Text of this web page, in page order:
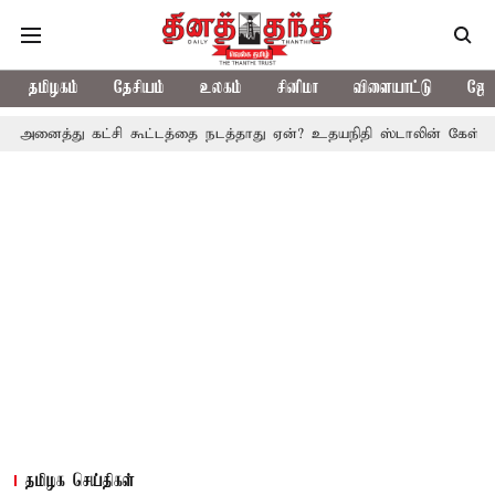
தமிழகம் தேசியம் உலகம் சினிமா விளையாட்டு
கட்சி கூட்டத்தை நடத்தாது ஏன்? உதயநிதி ஸ்டாலின் கேள்வி
தமிழக செய்திகள்